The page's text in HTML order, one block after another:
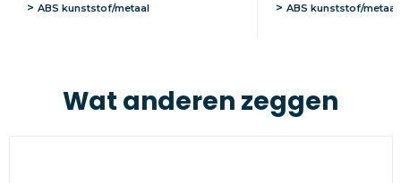
ABS kunststof/metaal ABS kunststof/metaal
Wat anderen zeggen